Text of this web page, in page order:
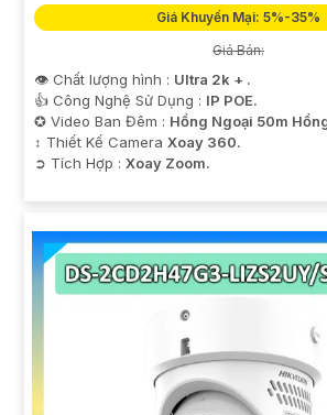
Giá Khuyến Mại: 5%-35%
Giá Bán:
👁 Chất lượng hình : Ultra 2k + .
👍 Công Nghệ Sử Dụng : IP POE.
✪ Video Ban Đêm : Hồng Ngoại 50m
↕️ Thiết Kế Camera Xoay 360.
️➲ Tích Hợp : Xoay Zoom.